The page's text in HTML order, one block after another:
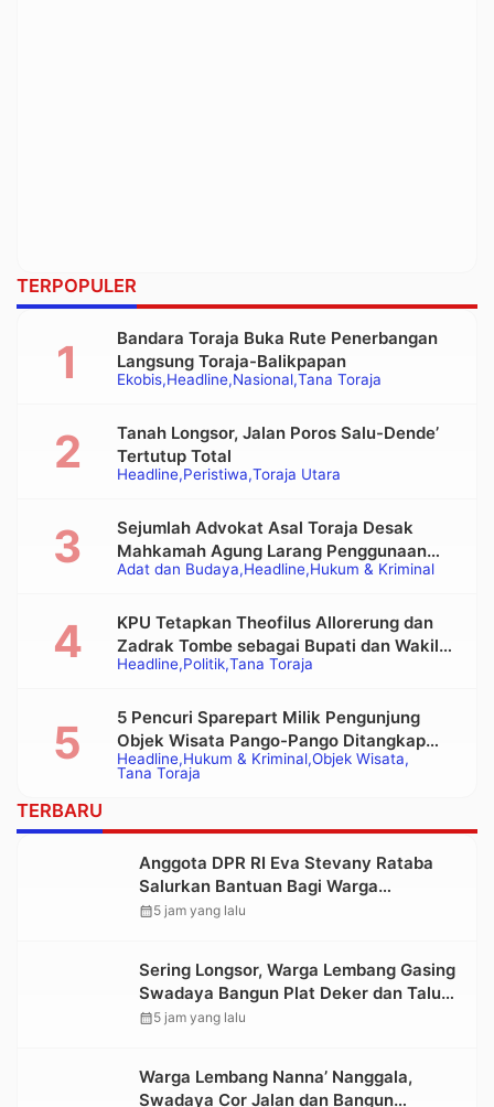
TERPOPULER
Ekobis Headline Nasional Tana Toraja
Bandara Toraja Buka Rute Penerbangan
Langsung Toraja-Balikpapan
Headline Peristiwa Toraja Utara
Tanah Longsor, Jalan Poros Salu-Dende’
Tertutup Total
Adat dan Budaya Headline Hukum & Kriminal
Sejumlah Advokat Asal Toraja Desak
Mahkamah Agung Larang Penggunaan
Alat Berat pada Eksekusi Rumah Adat
Headline Politik Tana Toraja
KPU Tetapkan Theofilus Allorerung dan
Zadrak Tombe sebagai Bupati dan Wakil
Bupati Tana Toraja Terpilih
Headline Hukum & Kriminal Objek Wisata
Tana Toraja
5 Pencuri Sparepart Milik Pengunjung
Objek Wisata Pango-Pango Ditangkap
Polisi
TERBARU
Anggota DPR RI Eva Stevany Rataba
Salurkan Bantuan Bagi Warga
Terdampak Longsor di Buntu Pepasan
calendar_month5 jam yang lalu
Sering Longsor, Warga Lembang Gasing
Swadaya Bangun Plat Deker dan Talut
Jalan Penghubung Antar Lembang
calendar_month5 jam yang lalu
Warga Lembang Nanna’ Nanggala,
Swadaya Cor Jalan dan Bangun